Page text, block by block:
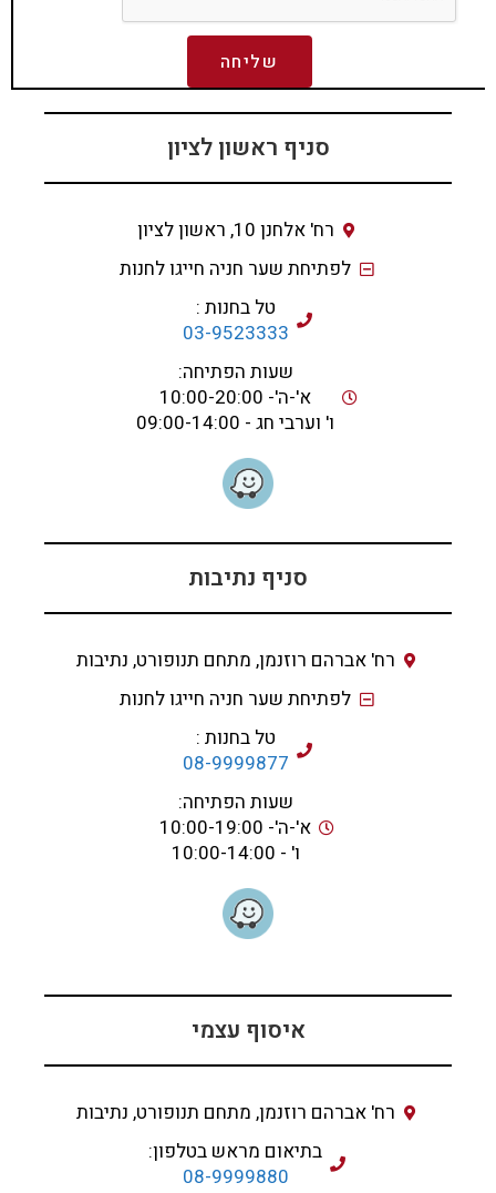
שליחה
סניף ראשון לציון
רח' אלחנן 10, ראשון לציון
לפתיחת שער חניה חייגו לחנות
טל בחנות :
03-9523333
שעות הפתיחה:
א'-ה'- 10:00-20:00
ו' וערבי חג - 09:00-14:00
סניף נתיבות
רח' אברהם רוזנמן, מתחם תנופורט, נתיבות
לפתיחת שער חניה חייגו לחנות
טל בחנות :
08-9999877
שעות הפתיחה:
א'-ה'- 10:00-19:00
ו' - 10:00-14:00
איסוף עצמי
רח' אברהם רוזנמן, מתחם תנופורט, נתיבות
בתיאום מראש בטלפון:
08-9999880